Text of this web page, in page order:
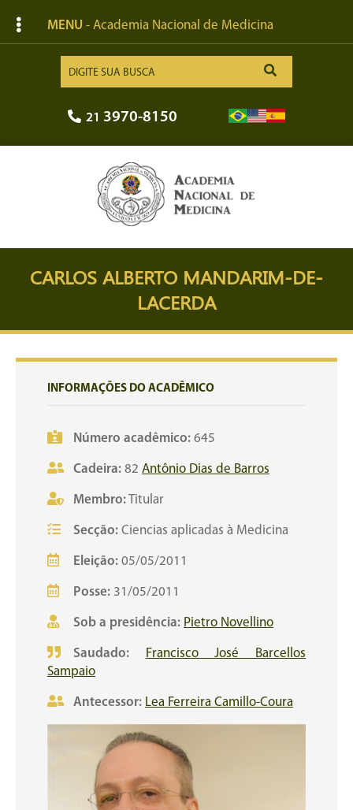
MENU - Academia Nacional de Medicina
21 3970-8150
CARLOS ALBERTO MANDARIM-DE-
LACERDA
INFORMAÇÕES DO ACADÊMICO
Número acadêmico: 645
Cadeira: 82 Antônio Dias de Barros
Membro:Titular
Secção: Ciencias aplicadas à Medicina
Eleição: 05/05/2011
Posse: 31/05/2011
Sob a presidência: Pietro Novellino
Saudado:
Francisco José Barcellos
Sampaio
Antecessor: Lea Ferreira Camillo-Coura